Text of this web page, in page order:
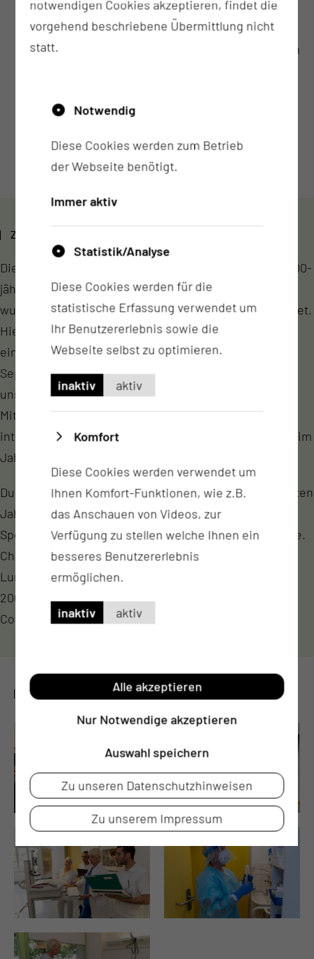
40
Betten + 20 infektiologische Betten und 2 Betten im
12.000
Behandlungen pro Jahr
ZU UNSERER GESCHICHTE:
Die Klinik für Lungenkrankheiten kann auf eine über 100-
jährige Geschichte zurückblicken. Am 13. Juni 1900
wurde die Lungenheilstätte Cottbus in Kolkwitz eröffnet.
Hier wurden zunächst Patientinnen und Patienten mit
einer offenen Lungentuberkulose behandelt. Im
September 1901 besuchte der Mediziner Robert Koch
unsere Heilstätte. Auch der Entdecker des
Mittelmeerfiebers, Dr. Bang aus Kopenhagen,
interessierte sich für diese Klinik und besuchte diese im
Jahre 1902.
Durch sinkende Fallzahlen der Tuberkulose in den letzten
Jahrzehnten des 20. Jahrhunderts wandelte sich das
Spektrum der Krankheitsbilder in der Lungenheilkunde.
Chronisch obstruktive Lungenkrankheiten und das
Lungenkarzinom nahmen an Bedeutung zu. Im Jahre
2007 endet die Geschichte der Lungenheilstätte
Cottbus. Die Lungenklinik zog an den Hauptstandort.
GALERIE
notwendigen Cookies akzeptieren, findet die
vorgehend beschriebene Übermittlung nicht
statt.
Notwendig
Diese Cookies werden zum Betrieb
der Webseite benötigt.
Immer aktiv
Statistik/Analyse
Diese Cookies werden für die
statistische Erfassung verwendet um
Ihr Benutzererlebnis sowie die
Webseite selbst zu optimieren.
inaktiv aktiv
Komfort
Diese Cookies werden verwendet um
Ihnen Komfort-Funktionen, wie z.B.
das Anschauen von Videos, zur
Verfügung zu stellen welche Ihnen ein
besseres Benutzererlebnis
ermöglichen.
inaktiv aktiv
Alle akzeptieren
Nur Notwendige akzeptieren
Auswahl speichern
Zu unseren Datenschutzhinweisen
Zu unserem Impressum